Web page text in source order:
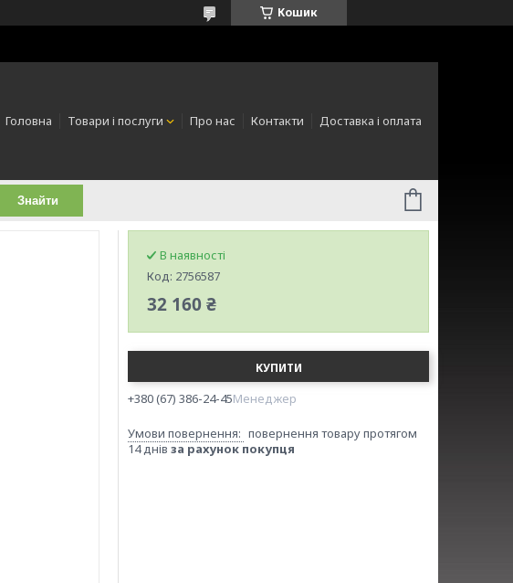
Кошик
Головна Товари і послуги Про нас Контакти Доставка і оплата
Знайти
В наявності
Код: 2756587
32 160 ₴
КУПИТИ
+380 (67) 386-24-45Менеджер
повернення товару протягом
14 днів за рахунок покупця